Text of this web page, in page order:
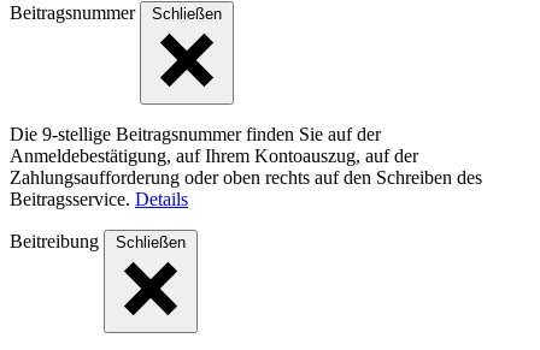
Beitragsnummer Schließen
Die 9-stellige Beitragsnummer finden Sie auf der
Anmeldebestätigung, auf Ihrem Kontoauszug, auf der
Zahlungsaufforderung oder oben rechts auf den Schreiben des
Beitragsservice. Details
Beitreibung Schließen